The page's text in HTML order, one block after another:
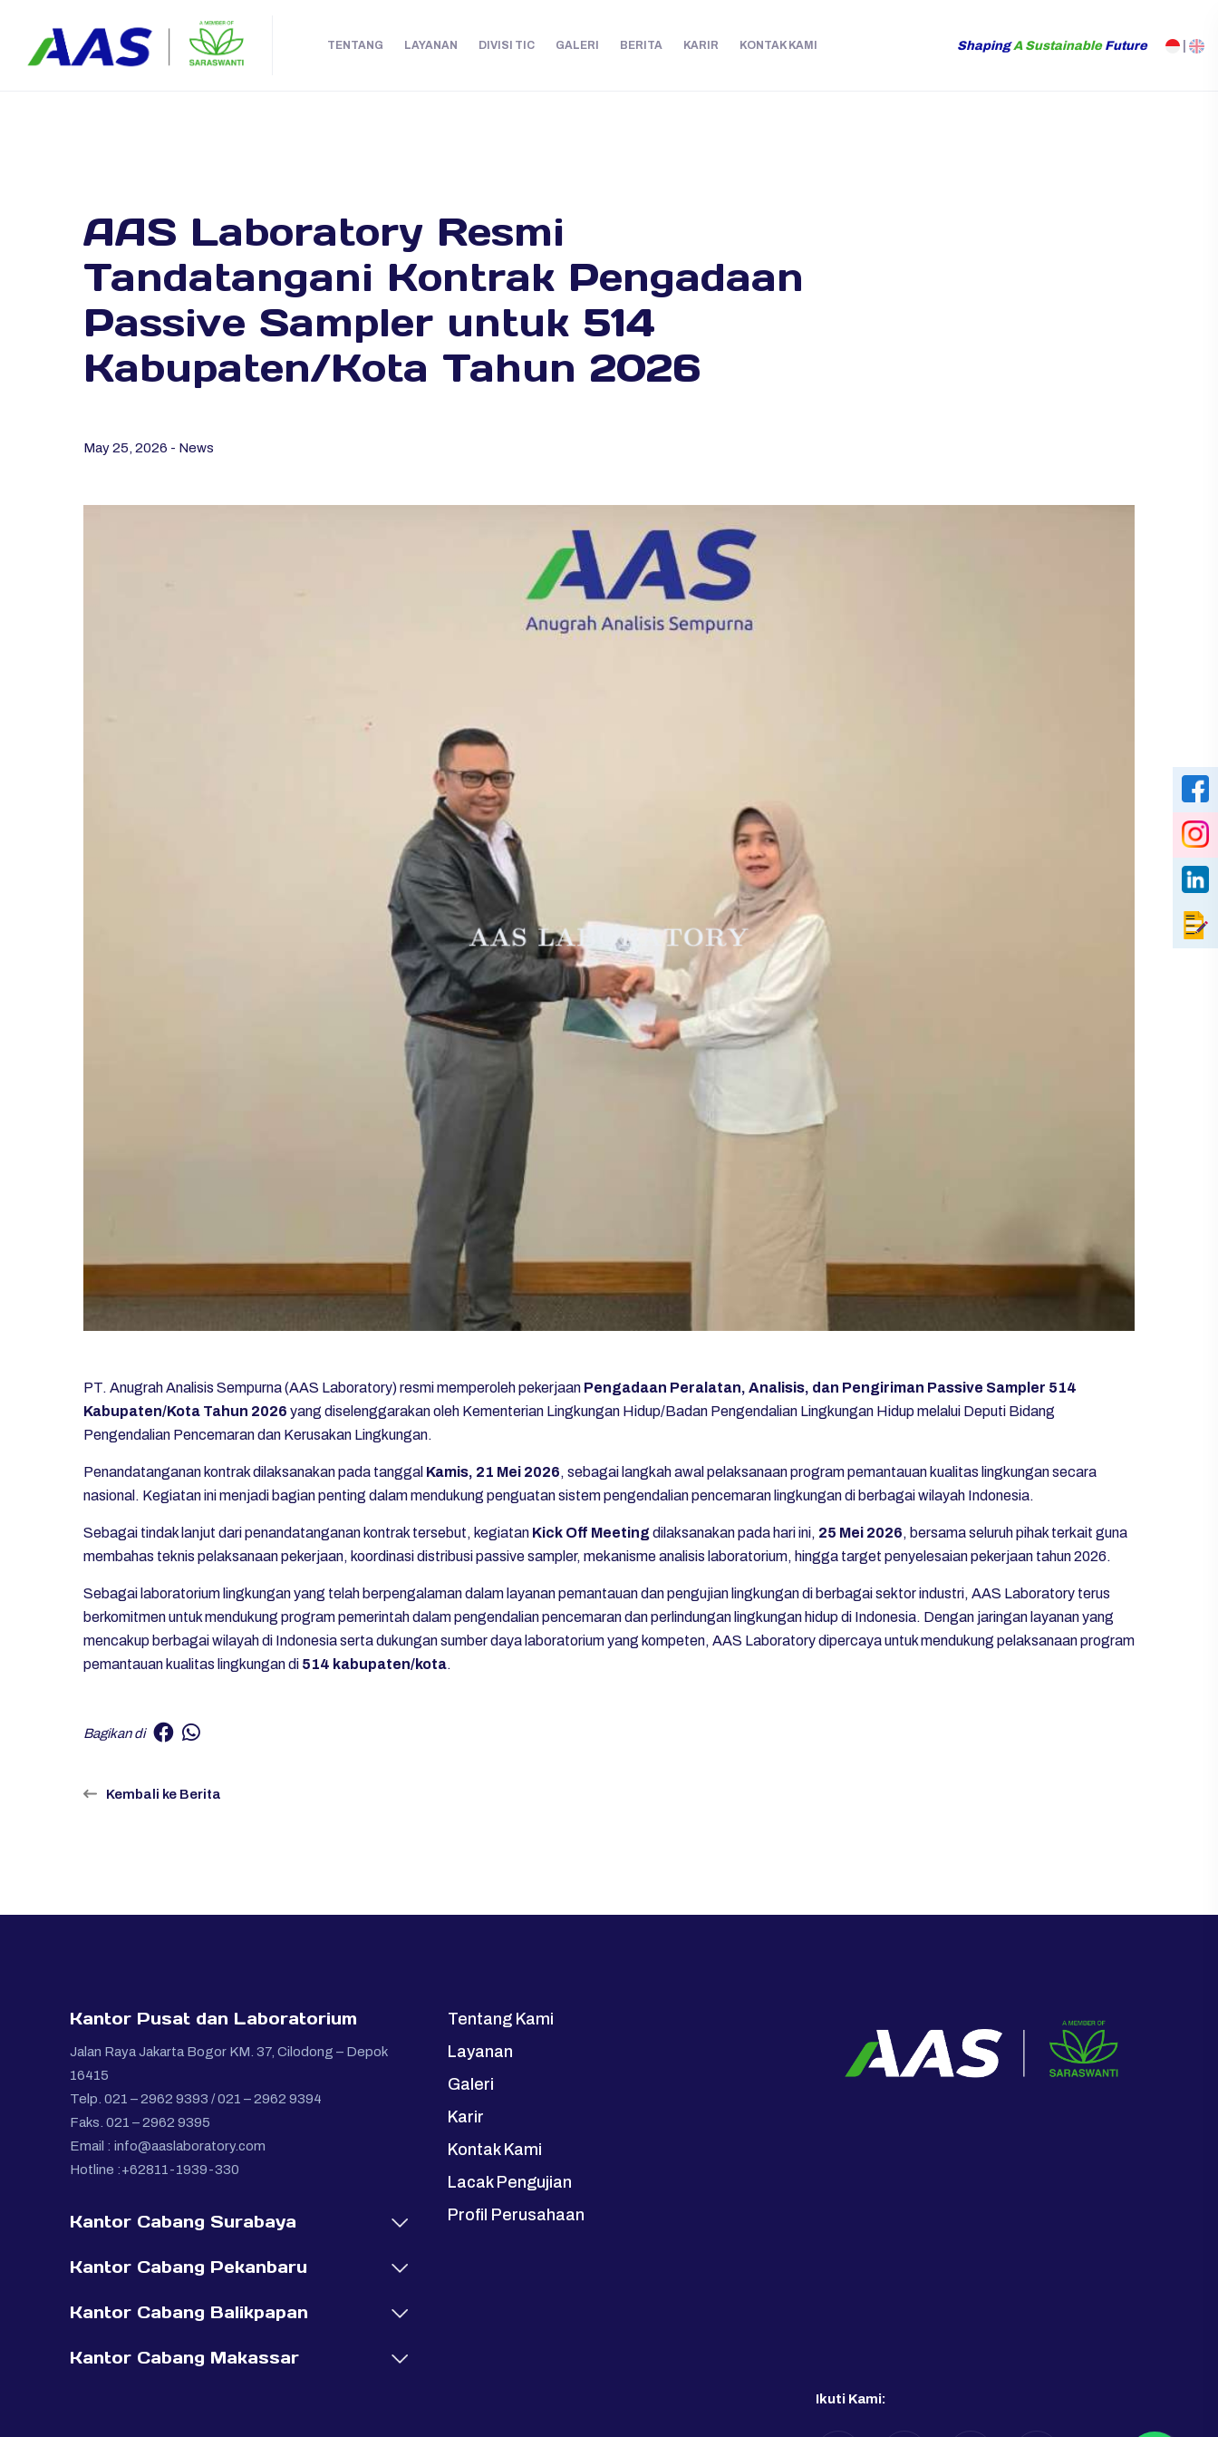
TENTANG LAYANAN DIVISI TIC GALERI BERITA KARIR KONTAK KAMI Shaping A Sustainable Future |
AAS Laboratory Resmi
Tandatangani Kontrak Pengadaan
Passive Sampler untuk 514
Kabupaten/Kota Tahun 2026
May 25, 2026 - News
PT. Anugrah Analisis Sempurna (AAS Laboratory) resmi memperoleh pekerjaan Pengadaan Peralatan, Analisis, dan Pengiriman Passive Sampler 514
Kabupaten/Kota Tahun 2026 yang diselenggarakan oleh Kementerian Lingkungan Hidup/Badan Pengendalian Lingkungan Hidupmelalui Deputi Bidang
Pengendalian Pencemaran dan Kerusakan Lingkungan.
Penandatanganan kontrak dilaksanakan pada tanggal Kamis, 21 Mei 2026, sebagai langkah awal pelaksanaan program pemantauan kualitas lingkungan secara
nasional. Kegiatan ini menjadi bagian penting dalam mendukung penguatan sistem pengendalian pencemaran lingkungan di berbagai wilayah Indonesia.
Sebagai tindak lanjut dari penandatanganan kontrak tersebut, kegiatan Kick Off Meetingdilaksanakan pada hari ini, 25 Mei 2026, bersama seluruh pihak terkait guna
membahas teknis pelaksanaan pekerjaan, koordinasi distribusi passive sampler, mekanisme analisis laboratorium, hingga target penyelesaian pekerjaan tahun 2026.
Sebagai laboratorium lingkungan yang telah berpengalaman dalam layanan pemantauan dan pengujian lingkungan di berbagai sektor industri, AAS Laboratory terus
berkomitmen untuk mendukung program pemerintah dalam pengendalian pencemaran dan perlindungan lingkungan hidup di Indonesia. Dengan jaringan layanan yang
mencakup berbagai wilayah di Indonesia serta dukungan sumber daya laboratorium yang kompeten, AAS Laboratory dipercaya untuk mendukung pelaksanaan program
pemantauan kualitas lingkungan di 514 kabupaten/kota.
Bagikan di
Kembali ke Berita
Kantor Pusat dan Laboratorium
Jalan Raya Jakarta Bogor KM. 37, Cilodong – Depok
16415
Telp. 021 – 2962 9393 / 021 – 2962 9394
Faks. 021 – 2962 9395
Email : info@aaslaboratory.com
Hotline :+62811-1939-330
Kantor Cabang Surabaya
Kantor Cabang Pekanbaru
Kantor Cabang Balikpapan
Kantor Cabang Makassar
Tentang Kami
Layanan
Galeri
Karir
Kontak Kami
Lacak Pengujian
Profil Perusahaan
Ikuti Kami: